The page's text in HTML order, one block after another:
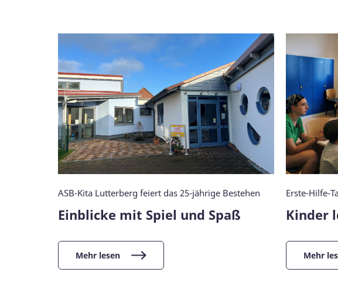
ASB-Kita Lutterberg feiert das 25-jährige Bestehen
Einblicke mit Spiel und Spaß
Mehr lesen
Erste-Hilfe-
Kinder
Mehr